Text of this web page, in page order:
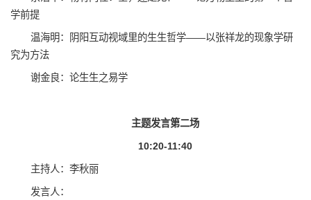
学前提
温海明：阴阳互动视域里的生生哲学——以张祥龙的现象学研
究为方法
谢金良：论生生之易学
主题发言第二场
10:20-11:40
主持人：李秋丽
发言人：